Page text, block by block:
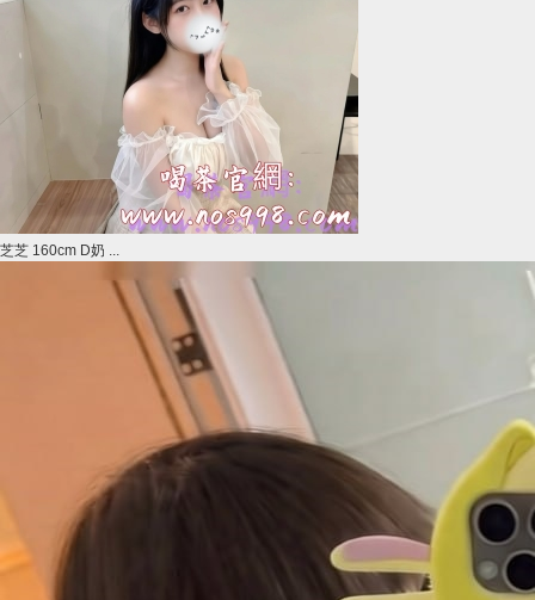
芝芝 160cm D奶 ...